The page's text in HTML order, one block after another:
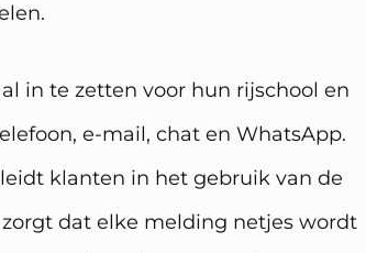
in te zetten voor hun rijschool en
e-mail, chat en WhatsApp.
klanten in het gebruik van de
dat elke melding netjes wordt